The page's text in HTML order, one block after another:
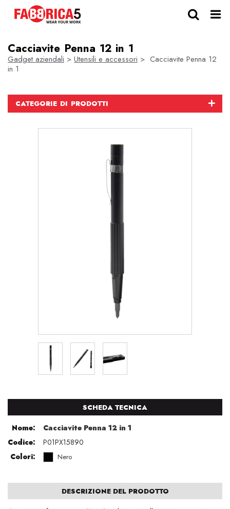
Cacciavite Penna 12 in 1
Gadget aziendali > Utensili e accessori > Cacciavite Penna 12
in 1
CATEGORIE DI PRODOTTI
SCHEDA TECNICA
Nome:
Cacciavite Penna 12 in 1
Codice:
P01PX15890
Colori:
Nero
DESCRIZIONE DEL PRODOTTO